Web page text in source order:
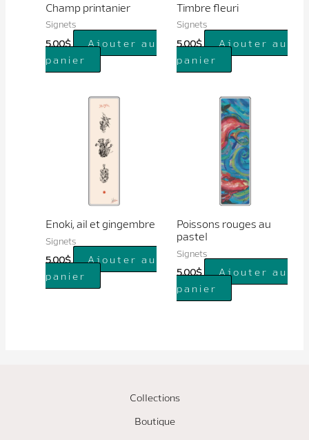
Champ printanier
Signets
5.00$
Ajouter au
panier
Timbre fleuri
Signets
5.00$
Ajouter au
panier
Enoki, ail et gingembre
Signets
5.00$
Ajouter au
panier
Poissons rouges au
pastel
Signets
5.00$
Ajouter au
panier
Collections
Boutique